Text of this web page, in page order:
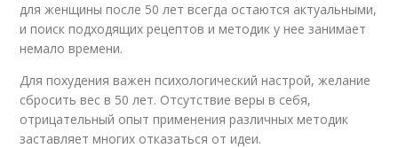
для женщины после 50 лет всегда остаются актуальными,
и поиск подходящих рецептов и методик у нее занимает
немало времени.
Для похудения важен психологический настрой, желание
сбросить вес в 50 лет. Отсутствие веры в себя,
отрицательный опыт применения различных методик
заставляет многих отказаться от идеи.